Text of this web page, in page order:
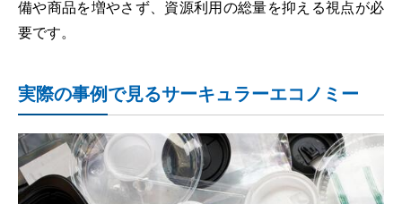
備や商品を増やさず、資源利用の総量を抑える視点が必
要です。
実際の事例で見るサーキュラーエコノミー